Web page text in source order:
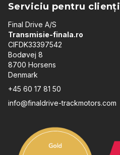
Serviciu pentru clienți
Final Drive A/S
Transmisie-finala.ro
CIFDK33397542
Bodøvej 8
8700 Horsens
Denmark
+45 60 17 81 50
info@finaldrive-trackmotors.com